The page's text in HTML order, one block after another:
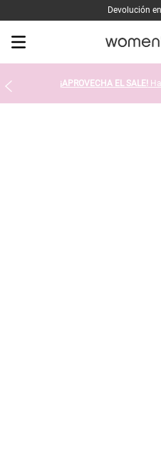
Devolución
¡APROVECHA EL SALE!